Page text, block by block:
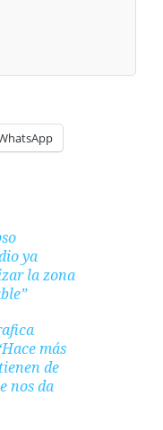
ya
la zona
más
de
nos da